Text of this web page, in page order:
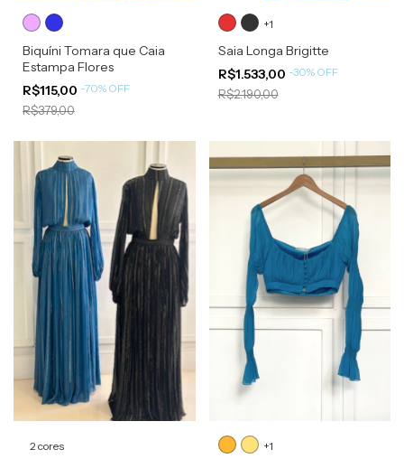
Biquíni Tomara que Caia
Estampa Flores
R$115,00 -70% OFF
R$379,00
+1
Saia Longa Brigitte
R$1.533,00 -30% OFF
R$2.190,00
2 cores +1